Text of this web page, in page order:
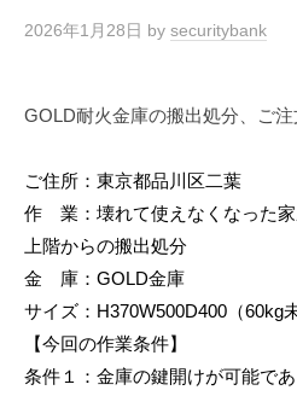
2026年1月28日 by securitybank
GOLD耐火金庫の搬出処分、ご注
ご住所：東京都品川区二葉
作 業：壊れて使えなくなった
上階からの搬出処分
金 庫：GOLD金庫
サイズ：H370W500D400（60kg
【今回の作業条件】
条件１：金庫の鍵開けが可能で